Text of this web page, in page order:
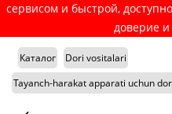
сервисом и быстрой,
доверие
Каталог
Dori vositalari
Tayanch-harakat apparati uchun